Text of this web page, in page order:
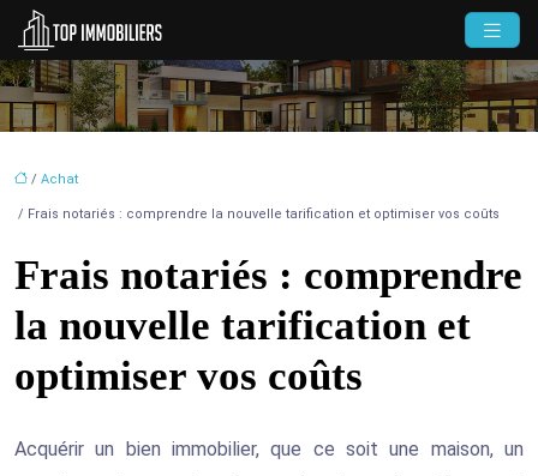
/ Achat
/ Frais notariés : comprendre la nouvelle tarification et optimiser vos coûts
Frais notariés : comprendre
la nouvelle tarification et
optimiser vos coûts
Acquérir un bien immobilier, que ce soit une maison, un